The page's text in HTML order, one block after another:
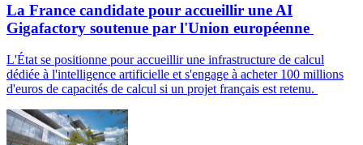
La France candidate pour accueillir une AI
Gigafactory soutenue par l'Union européenne
L'État se positionne pour accueillir une infrastructure de calcul
dédiée à l'intelligence artificielle et s'engage à acheter 100 millions
d'euros de capacités de calcul si un projet français est retenu.